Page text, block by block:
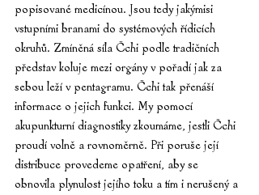
popisované medicínou. Jsou tedy jakýmisi
vstupními branami do systémových řídicích
okruhů. Zmíněná síla Čchi podle tradičních
představ koluje mezi orgány v pořadí jak za
sebou leží v pentagramu. Čchi tak přenáší
informace o jejich funkci. My pomocí
akupunkturní diagnostiky zkoumáme, jestli Čchi
proudí volně a rovnoměrně. Při poruše její
distribuce provedeme opatření, aby se
obnovila plynulost jejího toku a tím i nerušený a